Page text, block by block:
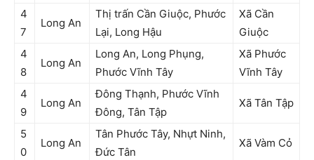
4
7
Long An
Thị trấn Cần Giuộc, Phước
Lại, Long Hậu
Xã Cần
Giuộc
4
8
Long An
Long An, Long Phụng,
Phước Vĩnh Tây
Xã Phước
Vĩnh Tây
4
9
Long An
Đông Thạnh, Phước Vĩnh
Đông, Tân Tập
Xã Tân Tập
5
0
Long An
Tân Phước Tây, Nhựt Ninh,
Đức Tân
Xã Vàm Cỏ